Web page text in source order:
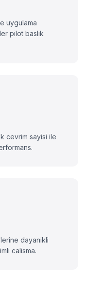
uygulama
pilot baslik
cevrim sayisi ile
dayanikli
calisma.